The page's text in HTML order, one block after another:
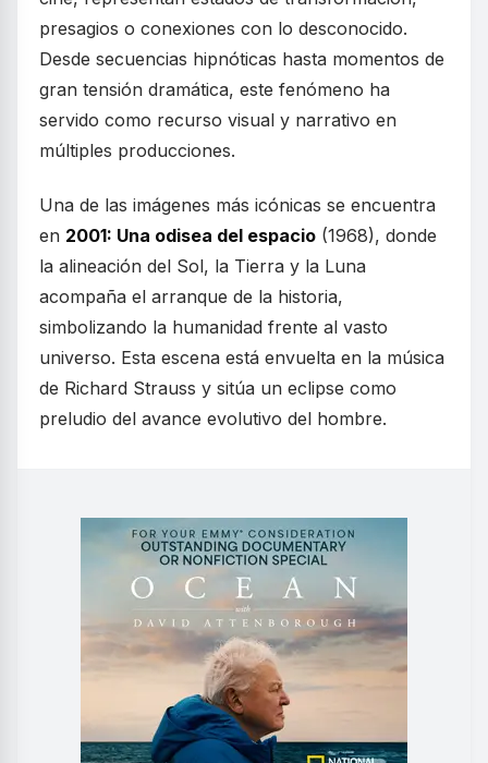
presagios o conexiones con lo desconocido.
Desde secuencias hipnóticas hasta momentos de
gran tensión dramática, este fenómeno ha
servido como recurso visual y narrativo en
múltiples producciones.
Una de las imágenes más icónicas se encuentra
en 2001: Una odisea del espacio (1968), donde
la alineación del Sol, la Tierra y la Luna
acompaña el arranque de la historia,
simbolizando la humanidad frente al vasto
universo. Esta escena está envuelta en la música
de Richard Strauss y sitúa un eclipse como
preludio del avance evolutivo del hombre.